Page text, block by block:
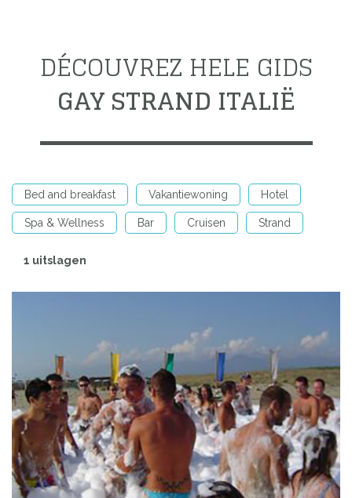
DÉCOUVREZ HELE GIDS
GAY STRAND ITALIË
Bed and breakfast Vakantiewoning Hotel
Spa & Wellness Bar Cruisen Strand
1 uitslagen